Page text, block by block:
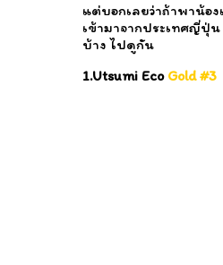
แต่บอกเลยว่าถ้าพาน้อ
เข้ามาจากประเทศญี่ปุ่
บ้าง ไปดูกัน
1.Utsumi Eco Gold #3